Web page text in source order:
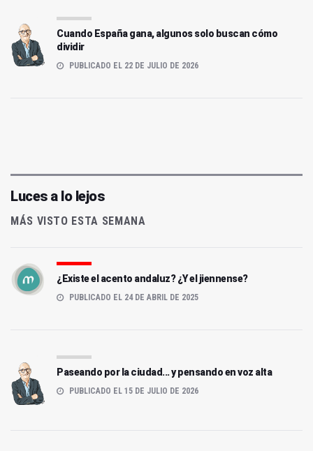
Cuando España gana, algunos solo buscan cómo
dividir
PUBLICADO EL 22 DE JULIO DE 2026
Luces a lo lejos
MÁS VISTO ESTA SEMANA
¿Existe el acento andaluz? ¿Y el jiennense?
PUBLICADO EL 24 DE ABRIL DE 2025
Paseando por la ciudad... y pensando en voz alta
PUBLICADO EL 15 DE JULIO DE 2026